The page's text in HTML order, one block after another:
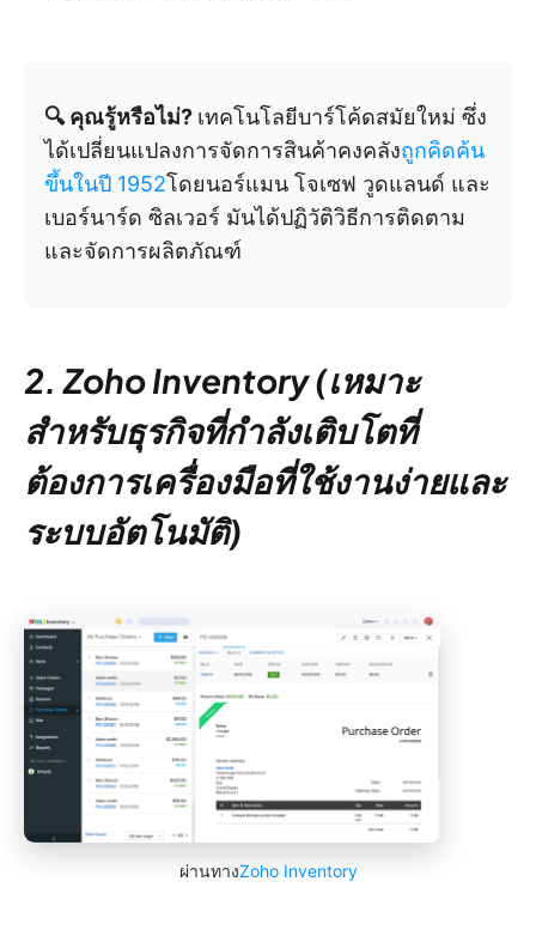
🔍 คุณรู้หรือไม่? เทคโนโลยีบาร์โค้ดสมัยใหม่ ซึ่ง
ได้เปลี่ยนแปลงการจัดการสินค้าคงคลังถูกคิดค้น
ขึ้นในปี 1952โดยนอร์แมน โจเซฟ วูดแลนด์ และ
เบอร์นาร์ด ซิลเวอร์ มันได้ปฏิวัติวิธีการติดตาม
และจัดการผลิตภัณฑ์
2. Zoho Inventory (เหมาะ
สำหรับธุรกิจที่กำลังเติบโตที่
ต้องการเครื่องมือที่ใช้งานง่ายและ
ระบบอัตโนมัติ)
ผ่านทางZoho Inventory